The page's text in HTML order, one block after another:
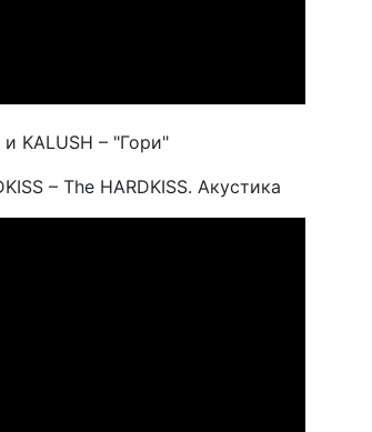
KALUSH – "Гори"
– The HARDKISS. Акустика